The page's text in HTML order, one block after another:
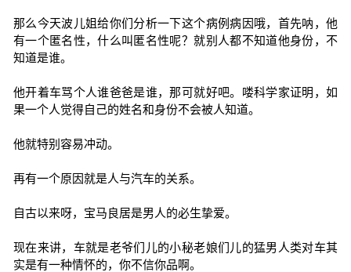
那么今天波儿姐给你们分析一下这个病例病因哦，首先呐，他
有一个匿名性，什么叫匿名性呢？就别人都不知道他身份，不
知道是谁。
他开着车骂个人谁爸爸是谁，那可就好吧。喽科学家证明，如
果一个人觉得自己的姓名和身份不会被人知道。
他就特别容易冲动。
再有一个原因就是人与汽车的关系。
自古以来呀，宝马良居是男人的必生挚爱。
现在来讲，车就是老爷们儿的小秘老娘们儿的猛男人类对车其
实是有一种情怀的，你不信你品啊。